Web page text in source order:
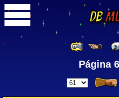
DB
Página